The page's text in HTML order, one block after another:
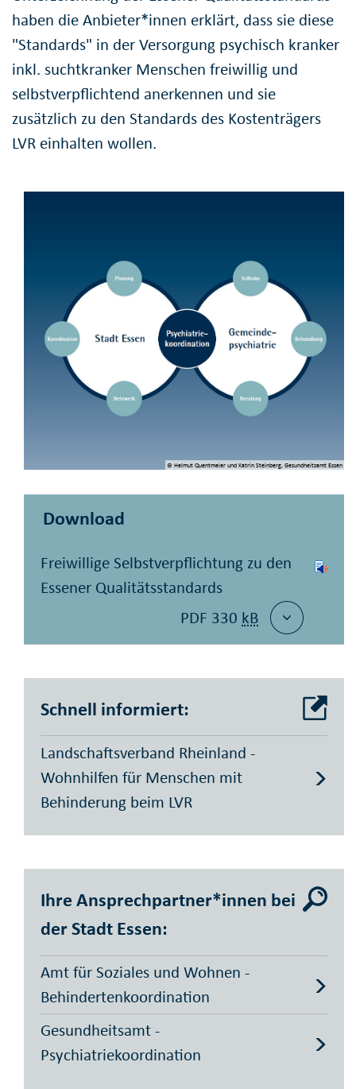
haben die Anbieter*innen erklärt, dass sie diese
"Standards" in der Versorgung psychisch kranker
inkl. suchtkranker Menschen freiwillig und
selbstverpflichtend anerkennen und sie
zusätzlich zu den Standards des Kostenträgers
LVR einhalten wollen.
© Helmut Quentmeier und Katrin Steinberg, Gesundheitsamt Essen
Download
Freiwillige Selbstverpflichtung zu den
Essener Qualitätsstandards
PDF 330 kB
Schnell informiert:
Landschaftsverband Rheinland -
Wohnhilfen für Menschen mit
Behinderung beim LVR
Ihre Ansprechpartner*innen bei
der Stadt Essen:
Amt für Soziales und Wohnen -
Behindertenkoordination
Gesundheitsamt -
Psychiatriekoordination